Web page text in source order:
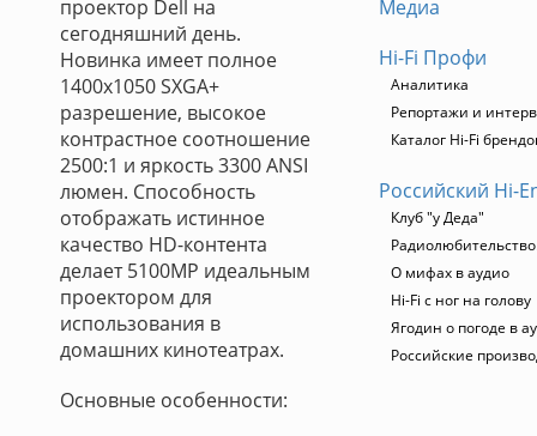
проектор Dell на
сегодняшний день.
Новинка имеет полное
1400х1050 SXGA+
разрешение, высокое
контрастное соотношение
2500:1 и яркость 3300 ANSI
люмен. Способность
отображать истинное
качество HD-контента
делает 5100MP идеальным
проектором для
использования в
домашних кинотеатрах.
Основные особенности:
Медиа
Hi-Fi Профи
Аналитика
Репортажи и
Каталог Hi-Fi
Российский Hi-
Клуб "у Деда"
О мифах в аудио
Hi-Fi с ног на голову
Ягодин о погоде в
Российские